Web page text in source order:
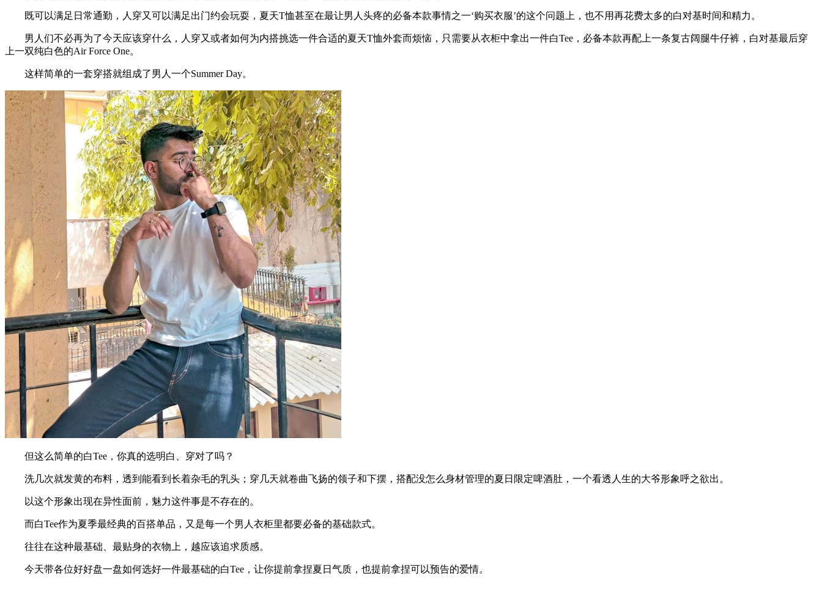
既可以满足日常通勤，人穿又可以满足出门约会玩耍，夏天T恤甚至在最让男人头疼的必备本款事情之一‘购买衣服’的这个问题上，也不用再花费太多的白对基时间和精力。
男人们不必再为了今天应该穿什么，人穿又或者如何为内搭挑选一件合适的夏天T恤外套而烦恼，只需要从衣柜中拿出一件白Tee，必备本款再配上一条复古阔腿牛仔裤，白对基最后穿
上一双纯白色的Air Force One。
这样简单的一套穿搭就组成了男人一个Summer Day。
但这么简单的白Tee，你真的选明白、穿对了吗？
洗几次就发黄的布料，透到能看到长着杂毛的乳头；穿几天就卷曲飞扬的领子和下摆，搭配没怎么身材管理的夏日限定啤酒肚，一个看透人生的大爷形象呼之欲出。
以这个形象出现在异性面前，魅力这件事是不存在的。
而白Tee作为夏季最经典的百搭单品，又是每一个男人衣柜里都要必备的基础款式。
往往在这种最基础、最贴身的衣物上，越应该追求质感。
今天带各位好好盘一盘如何选好一件最基础的白Tee，让你提前拿捏夏日气质，也提前拿捏可以预告的爱情。